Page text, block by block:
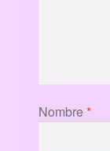
Nombre*